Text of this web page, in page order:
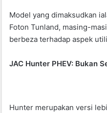
Model yang dimaksudkan
Foton Tunland, masing-
berbeza terhadap aspek
JAC Hunter PHEV: Bukan
Hunter merupakan versi